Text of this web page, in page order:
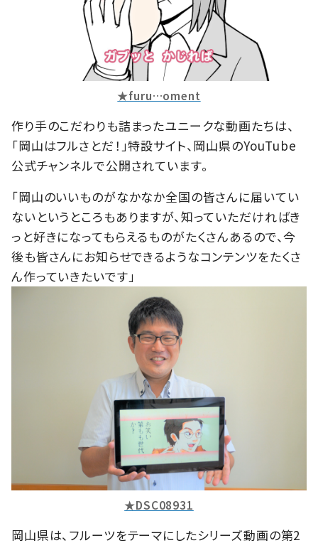
★furu…oment
作り手のこだわりも詰まったユニークな動画たちは、
「岡山はフルさとだ！」特設サイト、岡山県のYouTube
公式チャンネルで公開されています。
「岡山のいいものがなかなか全国の皆さんに届いてい
ないというところもありますが、知っていただければき
っと好きになってもらえるものがたくさんあるので、今
後も皆さんにお知らせできるようなコンテンツをたくさ
ん作っていきたいです」
★DSC08931
岡山県は、フルーツをテーマにしたシリーズ動画の第2